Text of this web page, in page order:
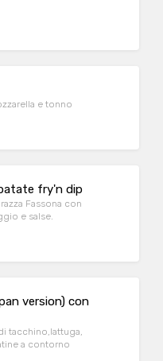
e tonno
fry'n dip
Fassona con
e salse.
version) con
tacchino,lattuga,
a contorno